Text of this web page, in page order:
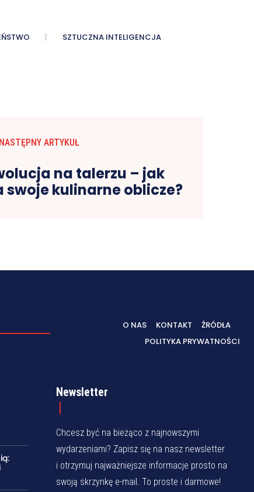
SZTUCZNA INTELIGENCJA
NASTĘPNY ARTYKUŁ
na talerzu – jak
swoje kulinarne oblicze?
O NAS KONTAKT
ŹRÓDŁA
POLITYKA PRYWATNOŚCI
Newsletter
Chcesz być na bieżąco z najnowszymi
wydarzeniami? Zapisz się na nasz newsletter
i otrzymuj najważniejsze informacje prosto na
swoją skrzynkę e-mail. To proste i darmowe!